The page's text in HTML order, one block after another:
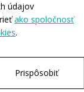
údajov
ako spoločnosť
.
Prispôsobiť